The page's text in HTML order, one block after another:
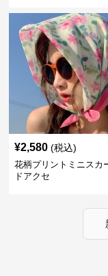
¥2,580 (税込)
花柄プリントミニスカ
ドアクセ